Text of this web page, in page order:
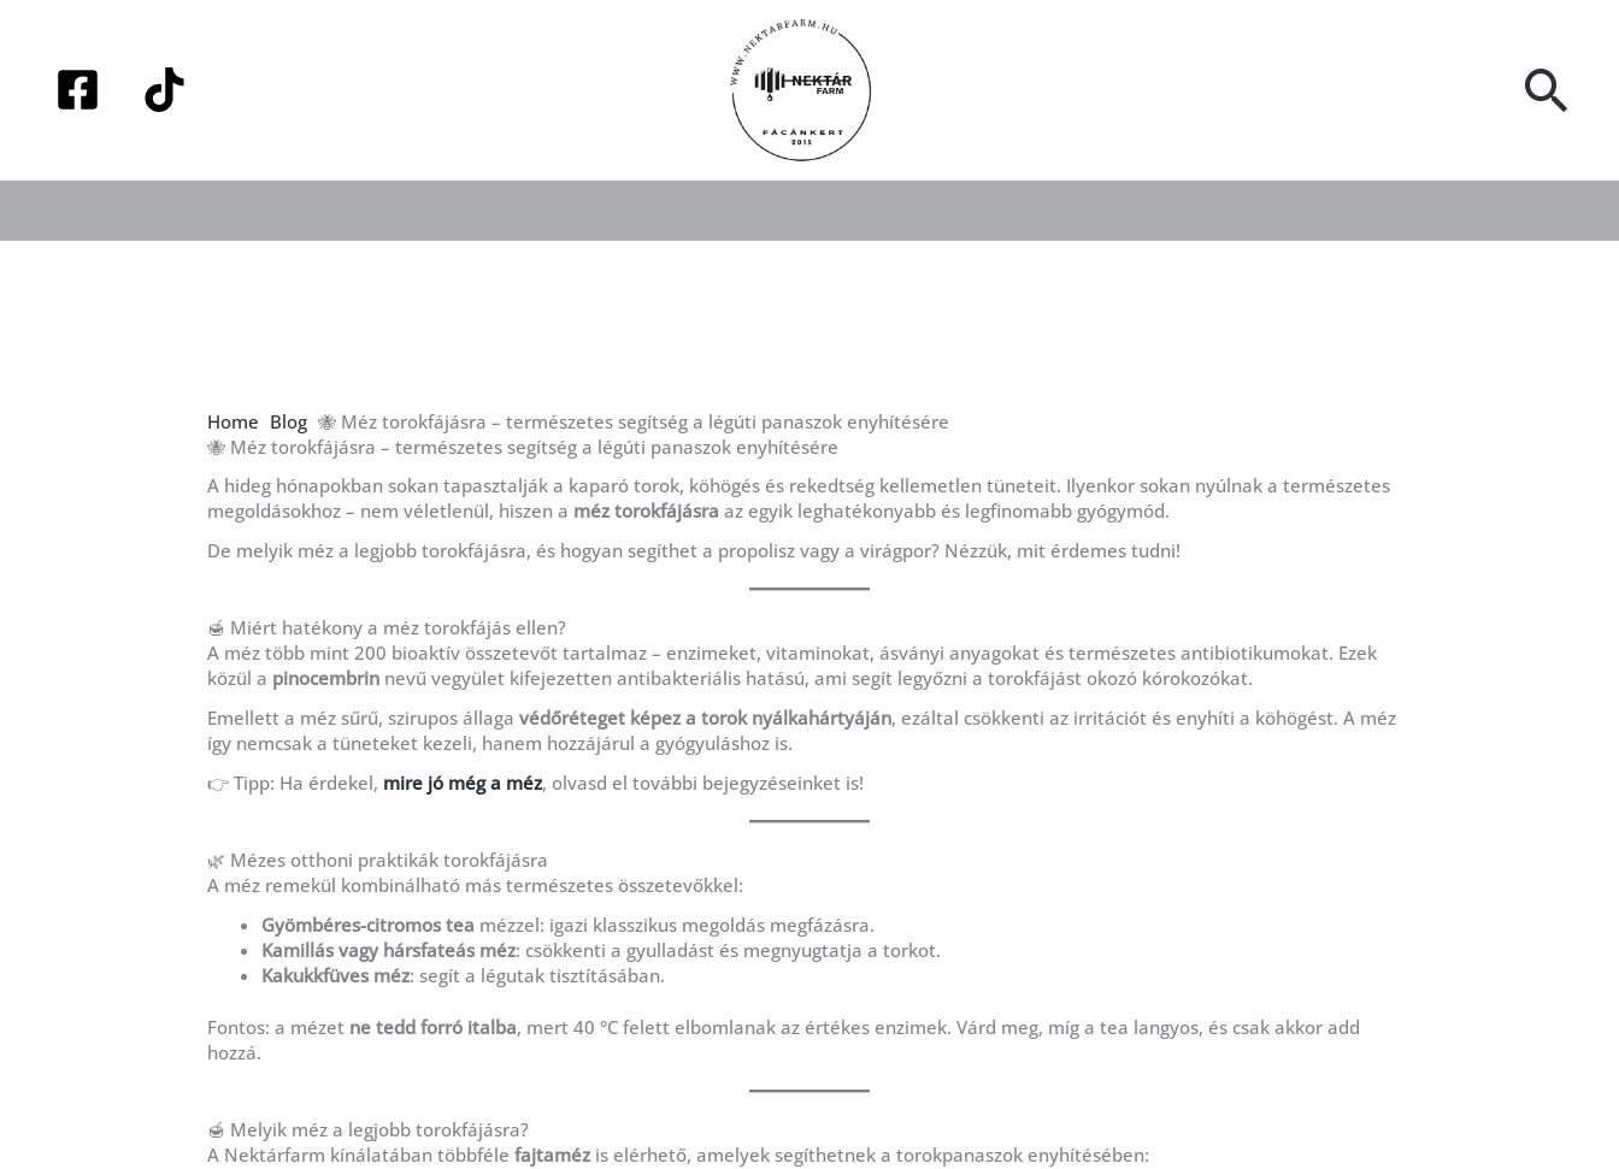
Home Blog 🐝 Méz torokfájásra – természetes segítség a légúti panaszok enyhítésére
🐝 Méz torokfájásra – természetes segítség a légúti panaszok enyhítésére
A hideg hónapokban sokan tapasztalják a kaparó torok, köhögés és rekedtség kellemetlen tüneteit. Ilyenkor sokan nyúlnak a természetes
megoldásokhoz – nem véletlenül, hiszen a méz torokfájásra az egyik leghatékonyabb és legfinomabb gyógymód.
De melyik méz a legjobb torokfájásra, és hogyan segíthet a propolisz vagy a virágpor? Nézzük, mit érdemes tudni!
🍯 Miért hatékony a méz torokfájás ellen?
A méz több mint 200 bioaktív összetevőt tartalmaz – enzimeket, vitaminokat, ásványi anyagokat és természetes antibiotikumokat. Ezek
közül a pinocembrin nevű vegyület kifejezetten antibakteriális hatású, ami segít legyőzni a torokfájást okozó kórokozókat.
Emellett a méz sűrű, szirupos állagavédőréteget képez a torok nyálkahártyáján, ezáltal csökkenti az irritációt és enyhíti a köhögést. A méz
így nemcsak a tüneteket kezeli, hanem hozzájárul a gyógyuláshoz is.
👉 Tipp: Ha érdekel, mire jó még a méz, olvasd el további bejegyzéseinket is!
🌿 Mézes otthoni praktikák torokfájásra
A méz remekül kombinálható más természetes összetevőkkel:
Gyömbéres-citromos tea mézzel: igazi klasszikus megoldás megfázásra.
Kamillás vagy hársfateás méz: csökkenti a gyulladást és megnyugtatja a torkot.
Kakukkfüves méz: segít a légutak tisztításában.
Fontos: a mézet ne tedd forró italba, mert 40 °C felett elbomlanak az értékes enzimek. Várd meg, míg a tea langyos, és csak akkor add
hozzá.
🍯 Melyik méz a legjobb torokfájásra?
A Nektárfarm kínálatában többfélefajtaméz is elérhető, amelyek segíthetnek a torokpanaszok enyhítésében: